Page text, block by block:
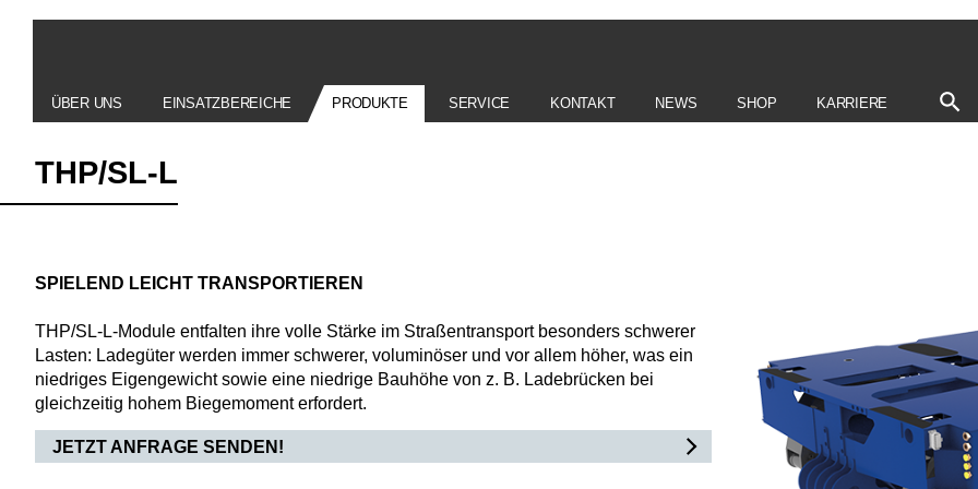
ÜBER UNS EINSATZBEREICHE PRODUKTE SERVICE KONTAKT NEWS SHOP KARRIERE
THP/SL-L
SPIELEND LEICHT TRANSPORTIEREN
THP/SL-L-Module entfalten ihre volle Stärke im Straßentransport besonders schwerer
Lasten: Ladegüter werden immer schwerer, voluminöser und vor allem höher, was ein
niedriges Eigengewicht sowie eine niedrige Bauhöhe von z. B. Ladebrücken bei
gleichzeitig hohem Biegemoment erfordert.
JETZT ANFRAGE SENDEN!